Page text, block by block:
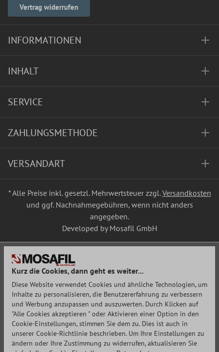
Vertrag widerrufen
INFORMATIONEN
INHALT
SERVICE
ZAHLUNGSMETHODE
VERSANDART
* Alle Preise inkl. gesetzl. Mehrwertsteuer zzgl.Versandkosten
und ggf. Nachnahmegebühren, wenn nicht anders
angegeben.
Developed by Mosafil GmbH
Kurz die Cookies, dann geht es weiter...
Diese Website verwendet Cookies und ähnliche Technologien, um
Inhalte zu personalisieren, die Benutzererfahrung zu verbessern
und Werbung anzupassen und auszuwerten. Durch Klicken auf
"Alle Cookies akzeptieren " oder Aktivieren einer Option in den
Cookie-Einstellungen, stimmen Sie dem zu. Dies ist auch in
unserer Cookie-Richtlinie beschrieben. Um Ihre Einstellungen zu
ändern oder Ihre Zustimmung zu widerrufen, aktualisieren Sie